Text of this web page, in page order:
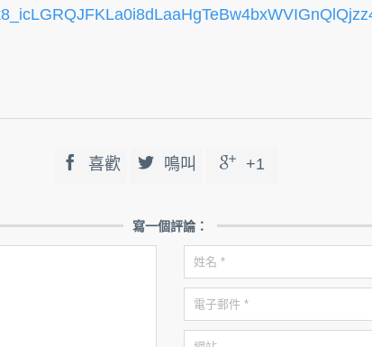
 喜歡  鳴叫  +1
寫一個評論：